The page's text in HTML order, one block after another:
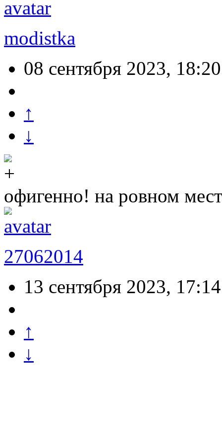
modistka
08 сентября 2023, 18:20
↑
↓
офигенно! на ровном
27062014
13 сентября 2023, 17:14
↑
↓